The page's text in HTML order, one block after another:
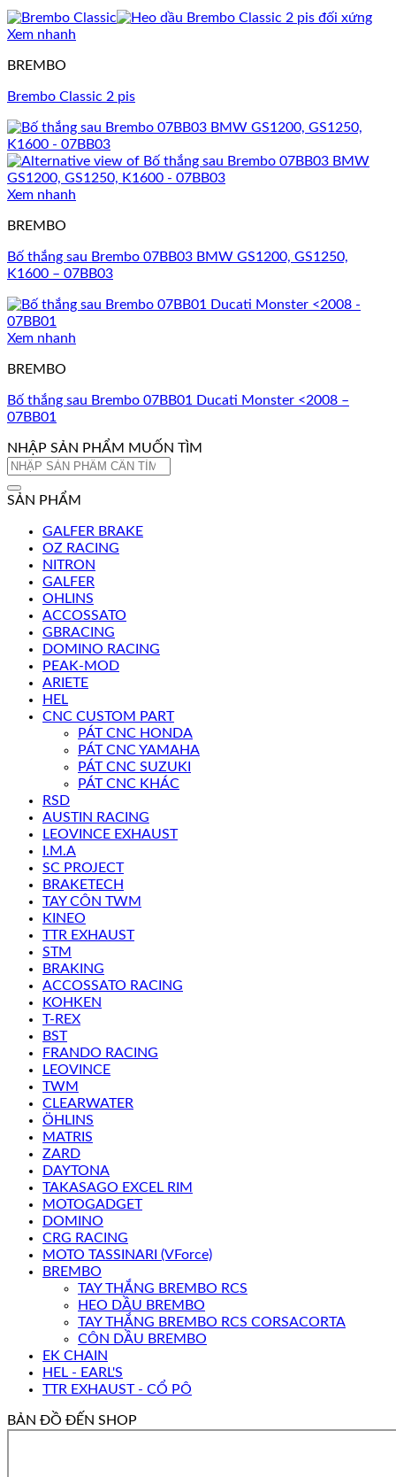
Xem nhanh
BREMBO
Brembo Classic 2 pis
Xem nhanh
BREMBO
Bố thắng sau Brembo 07BB03 BMW GS1200, GS1250,
K1600 – 07BB03
Xem nhanh
BREMBO
Bố thắng sau Brembo 07BB01 Ducati Monster <2008 –
07BB01
NHẬP SẢN PHẨM MUỐN TÌM
Tìm
SẢN PHẨM
GALFER BRAKE
OZ RACING
NITRON
GALFER
OHLINS
ACCOSSATO
GBRACING
DOMINO RACING
PEAK-MOD
ARIETE
HEL
CNC CUSTOM PART
PÁT CNC HONDA
PÁT CNC YAMAHA
PÁT CNC SUZUKI
PÁT CNC KHÁC
RSD
AUSTIN RACING
LEOVINCE EXHAUST
I.M.A
SC PROJECT
BRAKETECH
TAY CÔN TWM
KINEO
TTR EXHAUST
STM
BRAKING
ACCOSSATO RACING
KOHKEN
T-REX
BST
FRANDO RACING
LEOVINCE
TWM
CLEARWATER
ÖHLINS
MATRIS
ZARD
DAYTONA
TAKASAGO EXCEL RIM
MOTOGADGET
DOMINO
CRG RACING
MOTO TASSINARI (VForce)
BREMBO
TAY THẮNG BREMBO RCS
HEO DẦU BREMBO
TAY THẮNG BREMBO RCS CORSACORTA
CÔN DẦU BREMBO
EK CHAIN
HEL - EARL'S
TTR EXHAUST - CỔ PÔ
BẢN ĐỒ ĐẾN SHOP